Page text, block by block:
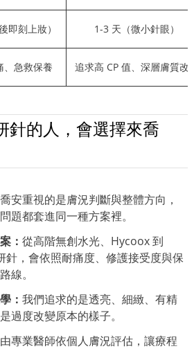
即刻上妝） 1-3 天（微小針眼）
、急救保養 追求高 CP 值、深層膚質改
針的人，會選擇來喬
喬安重視的是膚況判斷與整體方向，
題都套進同一種方案裡。
： 從高階無創水光、Hycoox 到
，會依照耐痛度、修護接受度與保
線。
： 我們追求的是透亮、細緻、有精
過度改變原本的樣子。
由專業醫師依個人膚況評估，讓療程